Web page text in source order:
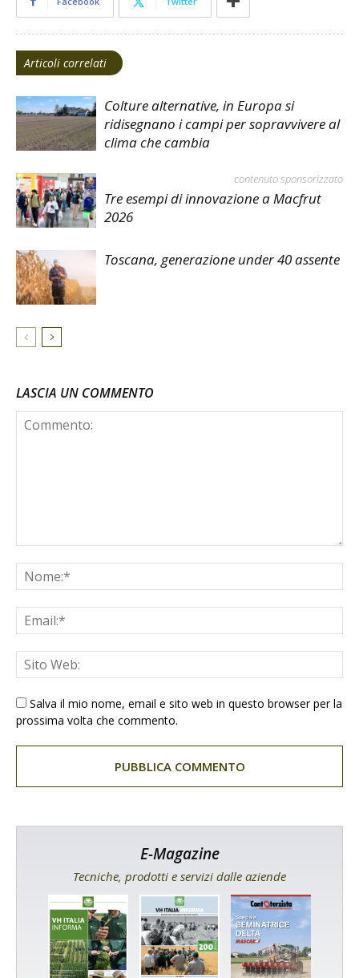
Articoli correlati
Colture alternative, in Europa si
ridisegnano i campi per sopravvivere al
clima che cambia
contenuto sponsorizzato
Tre esempi di innovazione a Macfrut
2026
Toscana, generazione under 40 assente
LASCIA UN COMMENTO
Salva il mio nome, email e sito web in questo browser per la
prossima volta che commento.
E-Magazine
Tecniche, prodotti e servizi dalle aziende